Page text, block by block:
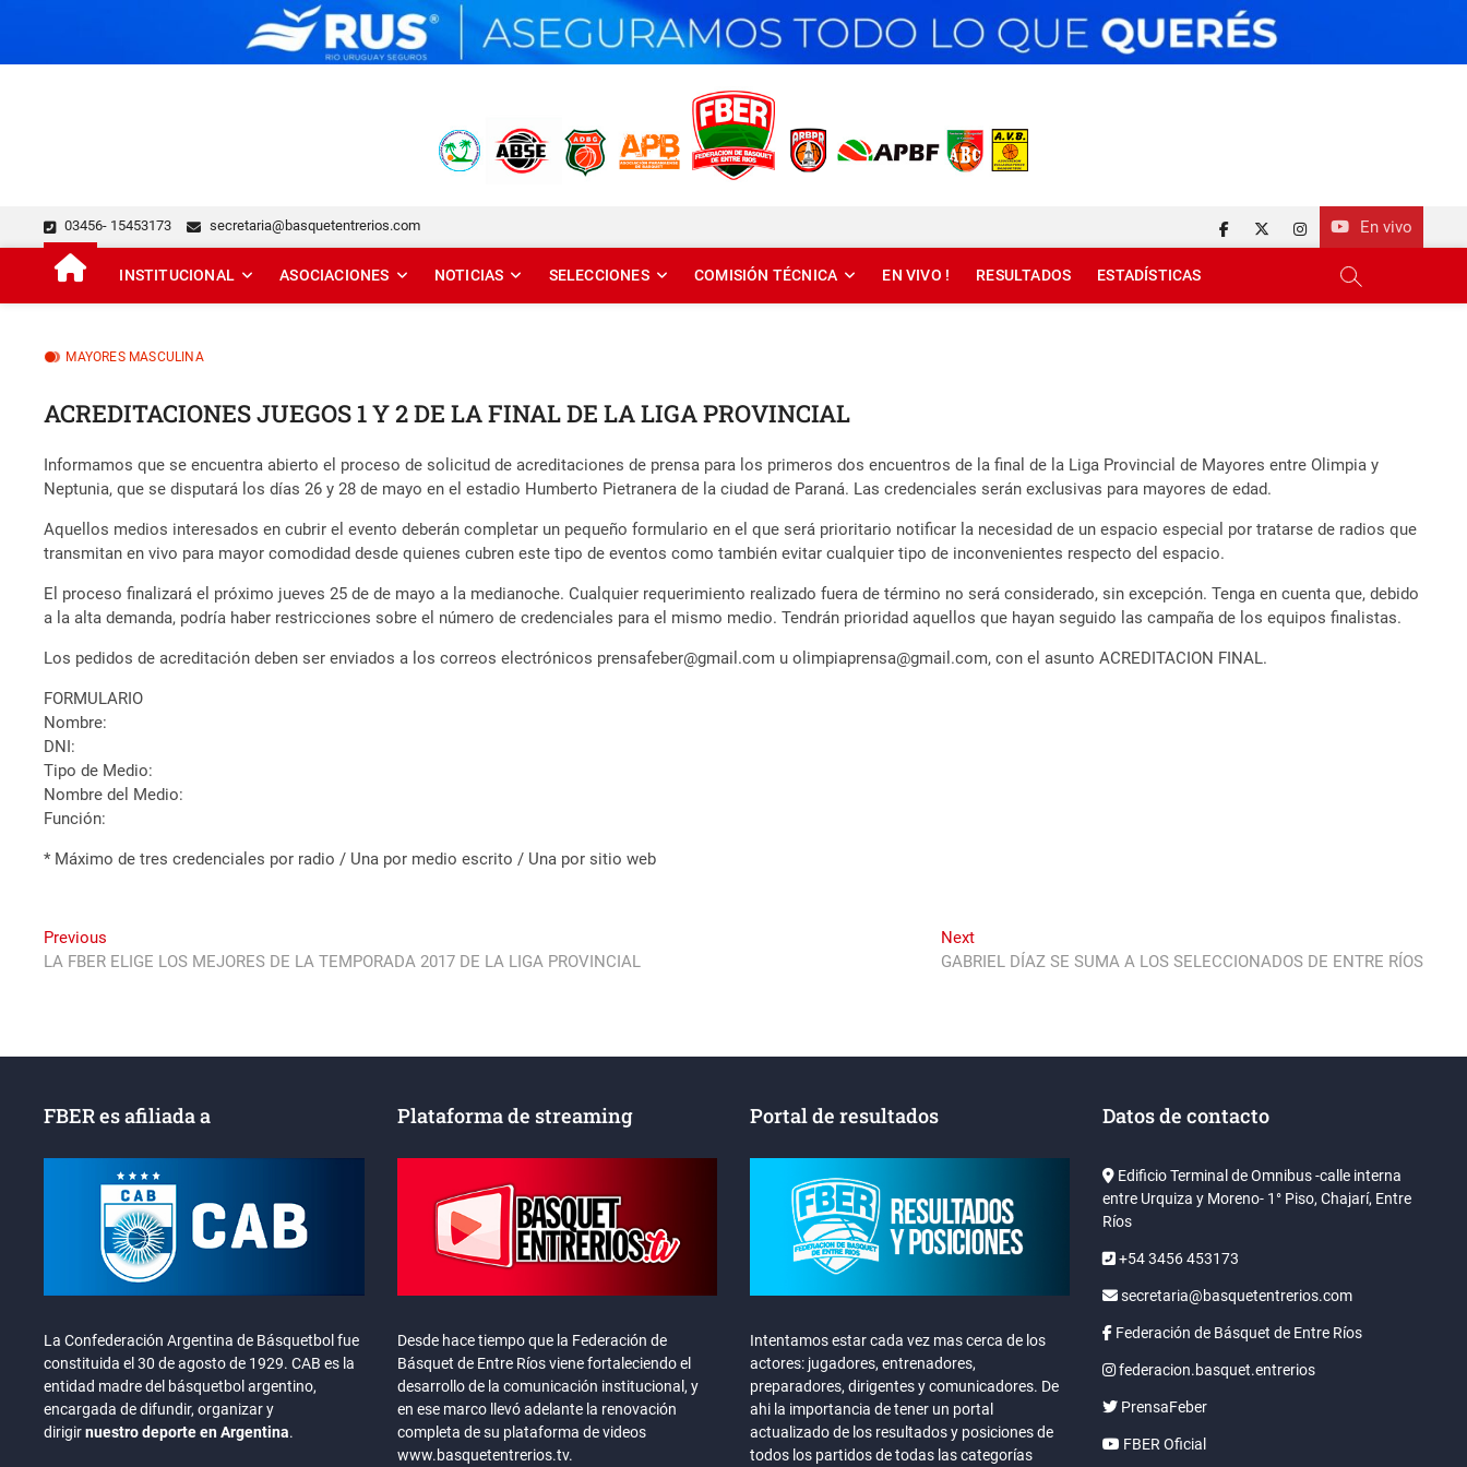
FEDERACIÓN DE BÁSQUET DE ENTRE RÍOS
03456- 15453173 secretaria@basquetentrerios.com En vivo
facebook
twitterinstagram
INSTITUCIONAL ASOCIACIONES NOTICIAS SELECCIONES COMISIÓN TÉCNICA EN VIVO ! RESULTADOS ESTADÍSTICAS
MAYORES MASCULINA
ACREDITACIONES JUEGOS 1 Y 2 DE LA FINAL DE LA LIGA PROVINCIAL
Informamos que se encuentra abierto el proceso de solicitud de acreditaciones de prensa para los primeros dos encuentros de la final de la Liga Provincial de Mayores entre Olimpia y
Neptunia, que se disputará los días 26 y 28 de mayo en el estadio Humberto Pietranera de la ciudad de Paraná. Las credenciales serán exclusivas para mayores de edad.
Aquellos medios interesados en cubrir el evento deberán completar un pequeño formulario en el que será prioritario notificar la necesidad de un espacio especial por tratarse de radios que
transmitan en vivo para mayor comodidad desde quienes cubren este tipo de eventos como también evitar cualquier tipo de inconvenientes respecto del espacio.
El proceso finalizará el próximo jueves 25 de de mayo a la medianoche. Cualquier requerimiento realizado fuera de término no será considerado, sin excepción. Tenga en cuenta que, debido
a la alta demanda, podría haber restricciones sobre el número de credenciales para el mismo medio. Tendrán prioridad aquellos que hayan seguido las campaña de los equipos finalistas.
Los pedidos de acreditación deben ser enviados a los correos electrónicos prensafeber@gmail.com u olimpiaprensa@gmail.com, con el asunto ACREDITACION FINAL.
FORMULARIO
Nombre:
DNI:
Tipo de Medio:
Nombre del Medio:
Función:
* Máximo de tres credenciales por radio / Una por medio escrito / Una por sitio web
Navegación
de
Previous
post:
LA FBER ELIGE LOS MEJORES DE LA TEMPORADA 2017 DE LA LIGA PROVINCIAL
NextNext
post:
GABRIEL DÍAZ SE SUMA A LOS SELECCIONADOS DE ENTRE RÍOS
FBER es afiliada a
La Confederación Argentina de Básquetbol fue
constituida el 30 de agosto de 1929. CAB es la
entidad madre del básquetbol argentino,
encargada de difundir, organizar y
dirigirnuestro deporte en Argentina.
Plataforma de streaming
Desde hace tiempo que la Federación de
Básquet de Entre Ríos viene fortaleciendo el
desarrollo de la comunicación institucional, y
en ese marco llevó adelante la renovación
completa de su plataforma de videos
www.basquetentrerios.tv.
Portal de resultados
Intentamos estar cada vez mas cerca de los
actores: jugadores, entrenadores,
preparadores, dirigentes y comunicadores. De
ahi la importancia de tener un portal
actualizado de los resultados y posiciones de
todos los partidos de todas las categorías
Datos de contacto
Edificio Terminal de Omnibus -calle interna
entre Urquiza y Moreno- 1° Piso, Chajarí, Entre
Ríos
+54 3456 453173
secretaria@basquetentrerios.com
Federación de Básquet de Entre Ríos
federacion.basquet.entrerios
PrensaFeber
FBER Oficial